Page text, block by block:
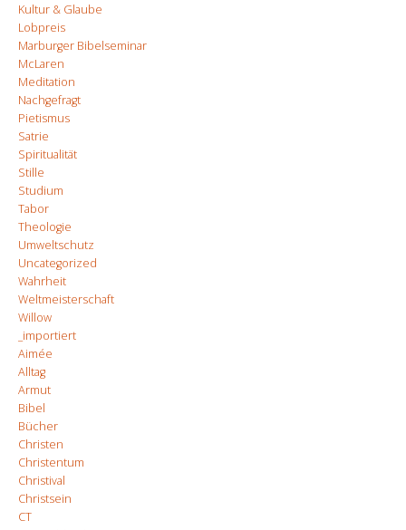
Kultur & Glaube
Lobpreis
Marburger Bibelseminar
McLaren
Meditation
Nachgefragt
Pietismus
Satrie
Spiritualität
Stille
Studium
Tabor
Theologie
Umweltschutz
Uncategorized
Wahrheit
Weltmeisterschaft
Willow
_importiert
Aimée
Alltag
Armut
Bibel
Bücher
Christen
Christentum
Christival
Christsein
CT